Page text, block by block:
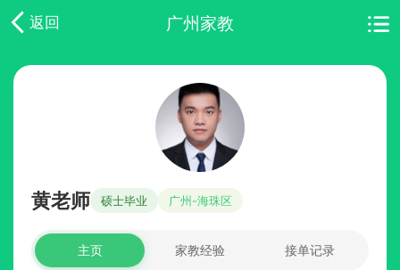
返回 广州家教
黄老师 硕士毕业 广州-海珠区
主页 家教经验 接单记录